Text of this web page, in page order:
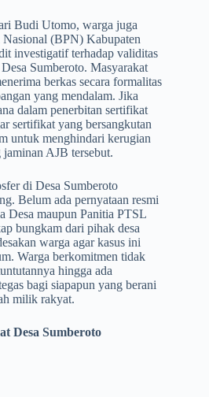
Budi Utomo, warga juga
Nasional (BPN) Kabupaten
investigatif terhadap validitas
Sumberoto. Masyarakat
berkas secara formalitas
yang mendalam. Jika
dalam penerbitan sertifikat
sertifikat yang bersangkutan
untuk menghindari kerugian
AJB tersebut.
di Desa Sumberoto
Belum ada pernyataan resmi
Desa maupun Panitia PTSL
bungkam dari pihak desa
warga agar kasus ini
Warga berkomitmen tidak
hingga ada
bagi siapapun yang berani
milik rakyat.
Desa Sumberoto